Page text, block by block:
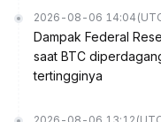
2026-08-06 14:04
Dampak Federal
saat BTC
tertingginya